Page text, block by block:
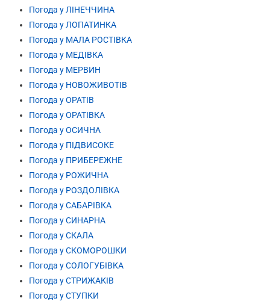
Погода у ЛІНЕЧЧИНА
Погода у ЛОПАТИНКА
Погода у МАЛА РОСТІВКА
Погода у МЕДІВКА
Погода у МЕРВИН
Погода у НОВОЖИВОТІВ
Погода у ОРАТІВ
Погода у ОРАТІВКА
Погода у ОСИЧНА
Погода у ПІДВИСОКЕ
Погода у ПРИБЕРЕЖНЕ
Погода у РОЖИЧНА
Погода у РОЗДОЛІВКА
Погода у САБАРІВКА
Погода у СИНАРНА
Погода у СКАЛА
Погода у СКОМОРОШКИ
Погода у СОЛОГУБІВКА
Погода у СТРИЖАКІВ
Погода у СТУПКИ